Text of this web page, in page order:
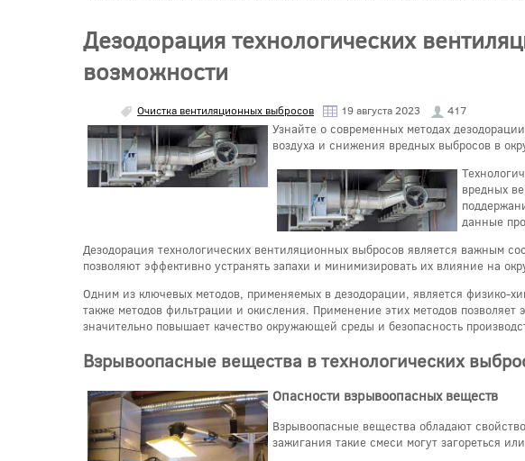
Дезодорация технологических
возможности
Очистка вентиляционных выбросов 19 августа 2023 417
Узнайте о современных методах
воздуха и снижения вредных выбросов в
вредных
данные
Дезодорация технологических вентиляционных выбросов является важным
позволяют эффективно устранять запахи и минимизировать их влияние на
Одним из ключевых методов, применяемых в дезодорации, является физико-
также методов фильтрации и окисления. Применение этих методов
значительно повышает качество окружающей среды и безопасность
Взрывоопасные вещества в технологических
Опасности взрывоопасных веществ
Взрывоопасные вещества обладают
зажигания такие смеси могут загореться